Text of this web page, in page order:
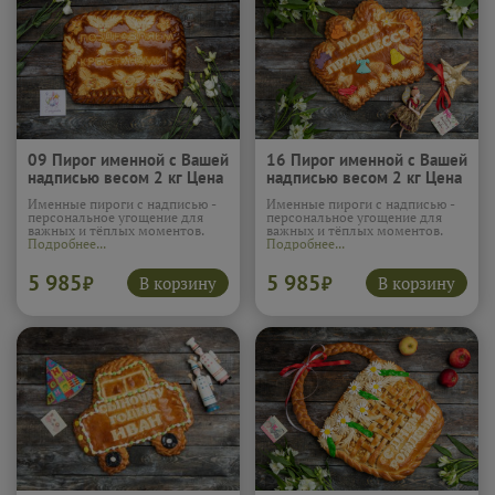
09 Пирог именной с Вашей
надписью весом 2 кг Цена
указана за 2кг с яблочной
начинкой. (1шт)
Именные пироги с надписью -
персональное угощение для
важных и тёплых моментов.
Подробнее...
5 985₽ В корзину
16 Пирог именной с Вашей
надписью весом 2 кг Цена
указана за 2кг с яблочной
начинкой. (1шт)
Именные пироги с надписью -
персональное угощение для
важных и тёплых моментов.
Подробнее...
5 985₽ В корзину